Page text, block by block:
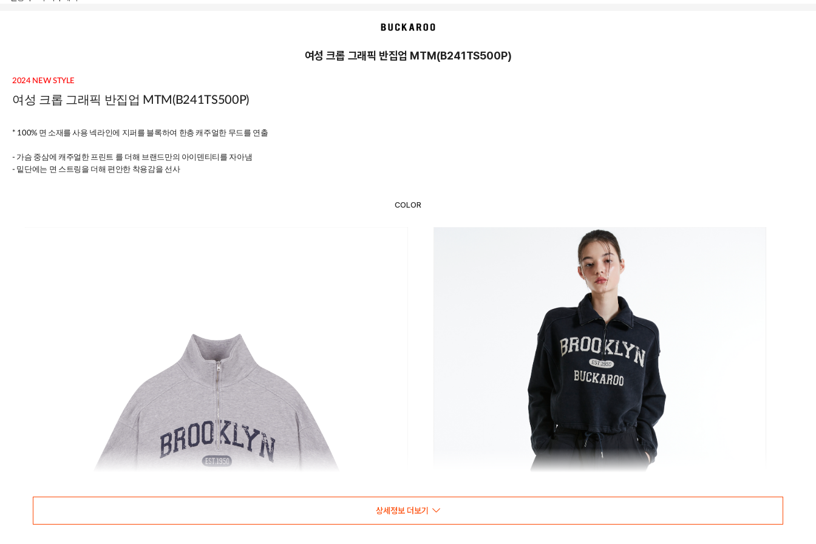
여성 크롭 그래픽 반집업 MTM(B241TS500P)
2024 NEW STYLE
여성 크롭 그래픽 반집업 MTM(B241TS500P)
* 100% 면 소재를 사용 넥라인에 지퍼를 블록하여 한층 캐주얼한 무드를 연출
- 가슴 중삼에 캐주얼한 프린트 를 더해 브랜드만의 아이덴티티를 자아냄
- 밑단에는 면 스트링을 더해 편안한 착용감을 선사
COLOR
상세정보 더보기